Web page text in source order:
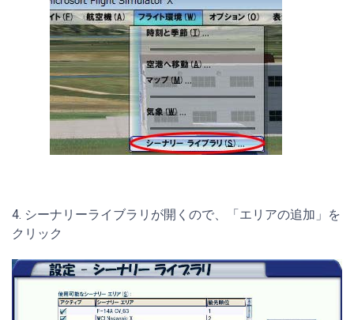
4. シーナリーライブラリが開くので、「エリアの追加」を
クリック